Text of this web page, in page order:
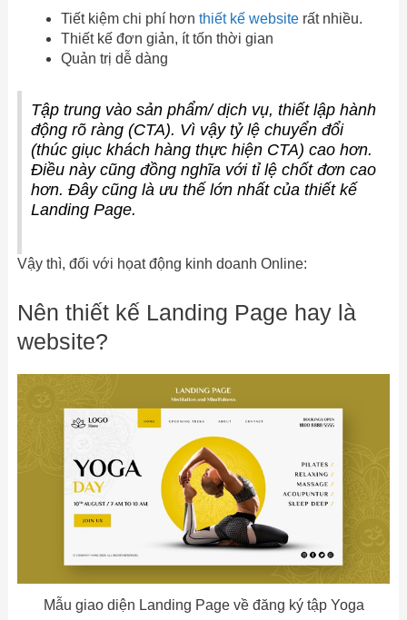
Tiết kiệm chi phí hơn thiết kế websiterất nhiều.
Thiết kế đơn giản, ít tốn thời gian
Quản trị dễ dàng
Tập trung vào sản phẩm/ dịch vụ, thiết lập hành
động rõ ràng (CTA). Vì vậy tỷ lệ chuyển đổi
(thúc giục khách hàng thực hiện CTA) cao hơn.
Điều này cũng đồng nghĩa với tỉ lệ chốt đơn cao
hơn. Đây cũng là ưu thế lớn nhất của thiết kế
Landing Page.
Vậy thì, đối với họat động kinh doanh Online:
Nên thiết kế Landing Page hay là
website?
Mẫu giao diện Landing Page về đăng ký tập Yoga